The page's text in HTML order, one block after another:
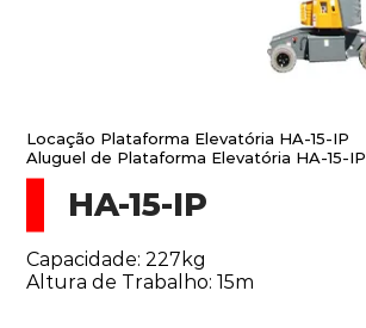
Locação Plataforma Elevatória HA-15-IP
Aluguel de Plataforma Elevatória HA-15-IP
HA-15-IP
Capacidade: 227kg
Altura de Trabalho: 15m